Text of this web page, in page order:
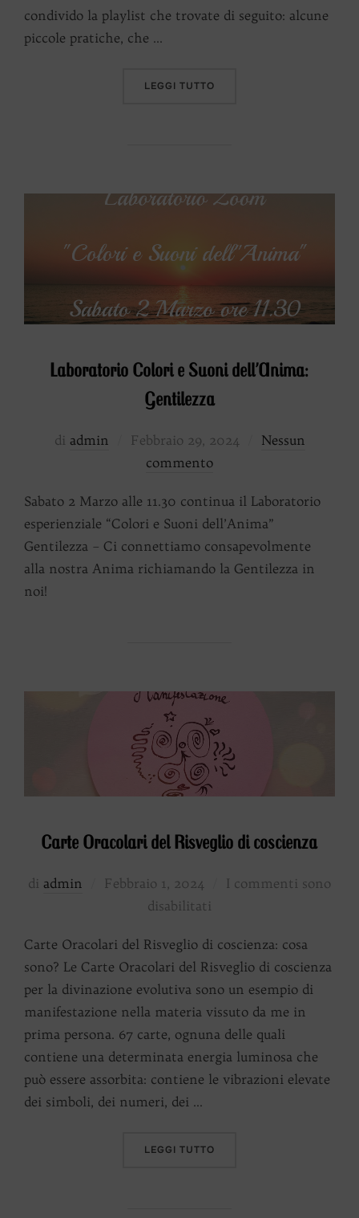
condivido la playlist che trovate di seguito: alcune
piccole pratiche, che …
LEGGI TUTTO
Laboratorio Colori e Suoni dell’Anima:
Gentilezza
di admin
Pubblicato
Febbraio 29, 2024
Nessun
commento
Sabato 2 Marzo alle 11.30 continua il Laboratorio
esperienziale “Colori e Suoni dell’Anima”
Gentilezza – Ci connettiamo consapevolmente
alla nostra Anima richiamando la Gentilezza in
noi!
Carte Oracolari del Risveglio di coscienza
di admin
Pubblicato
Febbraio 1, 2024
I commenti sono
disabilitati
Carte Oracolari del Risveglio di coscienza: cosa
sono? Le Carte Oracolari del Risveglio di coscienza
per la divinazione evolutiva sono un esempio di
manifestazione nella materia vissuto da me in
prima persona. 67 carte, ognuna delle quali
contiene una determinata energia luminosa che
può essere assorbita: contiene le vibrazioni elevate
dei simboli, dei numeri, dei …
LEGGI TUTTO